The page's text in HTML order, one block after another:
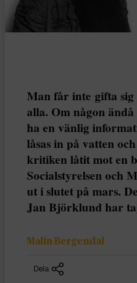
Man får inte gifta
alla. Om någon
ha en vänlig
låsas in på vatten
kritiken låtit mot en
Socialstyrelsen och
ut i slutet på mars.
Jan Björklund har
Malin Bergendal
Dela